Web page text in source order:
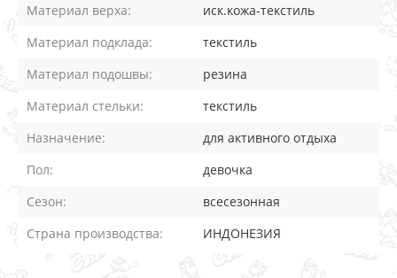
Материал верха:
иск.кожа-текстиль
Материал подклада:
текстиль
Материал подошвы:
резина
Материал стельки:
текстиль
Назначение:
для активного отдыха
Пол:
девочка
Сезон:
всесезонная
Страна производства:
ИНДОНЕЗИЯ